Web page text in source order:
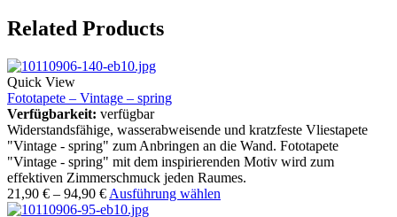
Related Products
Quick View
Fototapete – Vintage – spring
Verfügbarkeit: verfügbar
Widerstandsfähige, wasserabweisende und kratzfeste Vliestapete
"Vintage - spring" zum Anbringen an die Wand. Fototapete
"Vintage - spring" mit dem inspirierenden Motiv wird zum
effektiven Zimmerschmuck jeden Raumes.
21,90 € – 94,90 € Ausführung wählen